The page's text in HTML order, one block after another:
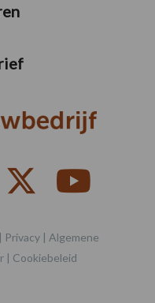
Privacy | Algemene
| Cookiebeleid